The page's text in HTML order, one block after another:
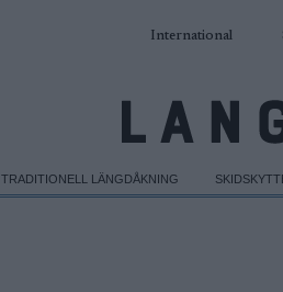
International
TRADITIONELL LÄNGDÅKNING